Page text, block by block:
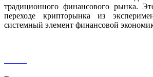
традиционного финансового рынка.
переходе крипторынка из
системный элемент финансовой